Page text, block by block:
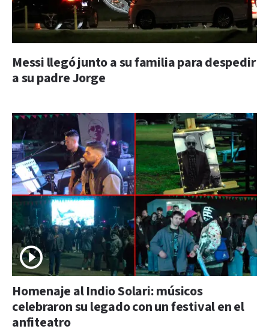
Messi llegó junto a su familia para despedir
a su padre Jorge
Homenaje al Indio Solari: músicos
celebraron su legado con un festival en el
anfiteatro